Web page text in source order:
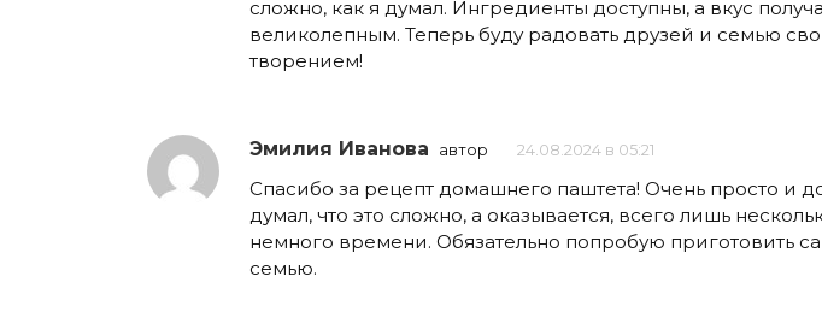
сложно, как я думал. Ингредиенты доступны, а вкус
великолепным. Теперь буду радовать друзей и семью
творением!
Эмилия Иванова автор 24.08.2024 в 05:21
Спасибо за рецепт домашнего паштета! Очень просто и
думал, что это сложно, а оказывается, всего лишь
немного времени. Обязательно попробую приготовить
семью.